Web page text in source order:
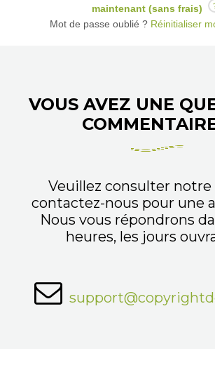
maintenant (sans frais)
Mot de passe oublié ?Réinitialiser
VOUS AVEZ UNE
Veuillez consulter notre
contactez-nous pour une
Nous vous répondrons
heures, les jours